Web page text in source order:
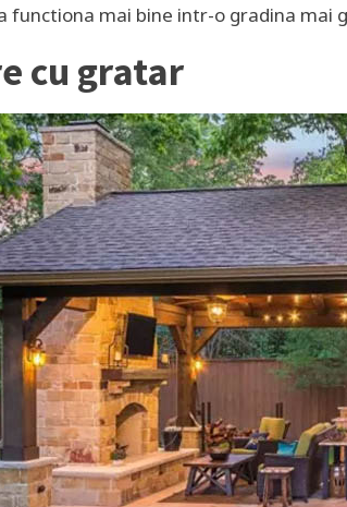
functiona mai bine intr-o gradina mai
cu gratar